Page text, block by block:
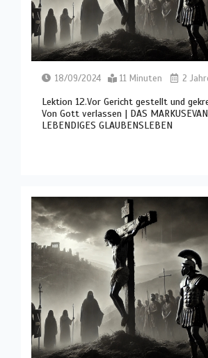
18/09/2024 11 Minuten 2
Lektion 12.Vor Gericht gestellt und
Von Gott verlassen | DAS
LEBENDIGES GLAUBENSLEBEN